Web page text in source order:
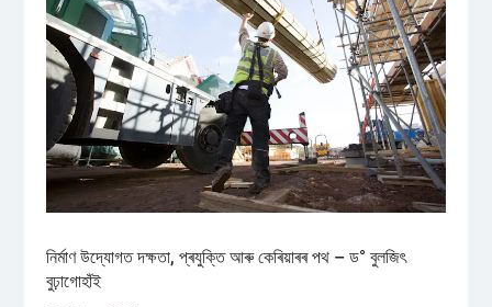
নিৰ্মাণ উদ্যোগত দক্ষতা, প্ৰযুক্তি আৰু কেৰিয়াৰৰ পথ – ড° বুলজিৎ
বুঢ়াগোহাঁই